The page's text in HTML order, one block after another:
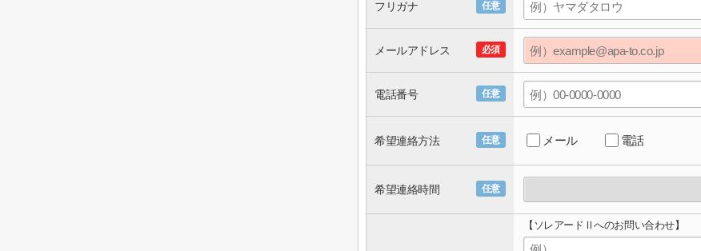
任意
フリガナ
必須
メールアドレス
任意
電話番号
任意
希望連絡方法 メール 電話
任意
希望連絡時間
【ソレアードⅡへのお問い合わせ】